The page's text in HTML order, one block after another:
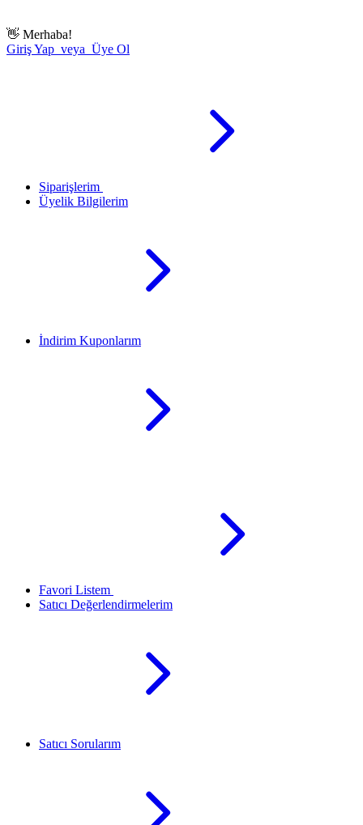
👋 Merhaba!
Giriş Yap veya Üye Ol
Siparişlerim
Üyelik Bilgilerim
İndirim Kuponlarım
Favori Listem
Satıcı Değerlendirmelerim
Satıcı Sorularım